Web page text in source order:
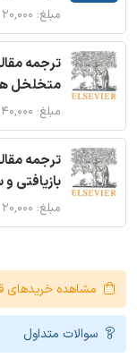
مبلغ: ۱۲۰,۰۰۰ تومان
ترجمه
متخلخل
مبلغ: ۱۴۰,۰۰۰ تومان
ترجمه
بازیافتی
مبلغ: ۱۲۰,۰۰۰ تومان
مشاهده خریدهای
سوالات متداول